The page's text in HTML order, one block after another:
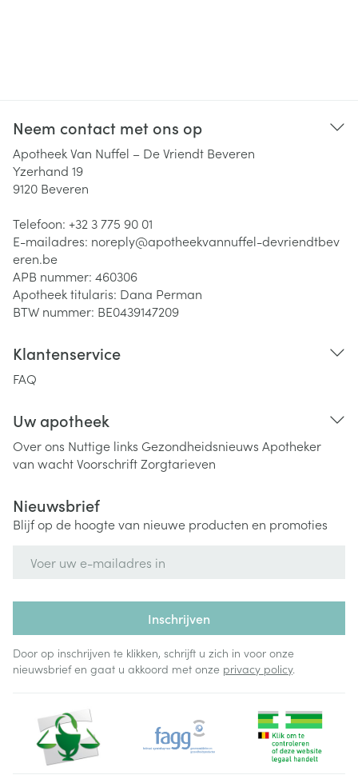
Neem contact met ons op
Apotheek Van Nuffel – De Vriendt Beveren
Yzerhand 19
9120 Beveren
Telefoon: +32 3 775 90 01
E-mailadres: noreply@apotheekvannuffel-devriendtbev
eren.be
APB nummer: 460306
Apotheek titularis: Dana Perman
BTW nummer: BE0439147209
Klantenservice
FAQ
Uw apotheek
Over ons Nuttige links Gezondheidsnieuws Apotheker
van wachtVoorschriftZorgtarieven
Nieuwsbrief
Blijf op de hoogte van nieuwe producten en promoties
Inschrijven
Door op inschrijven te klikken, schrijft u zich in voor onze
nieuwsbrief en gaat u akkoord met onze privacy policy.